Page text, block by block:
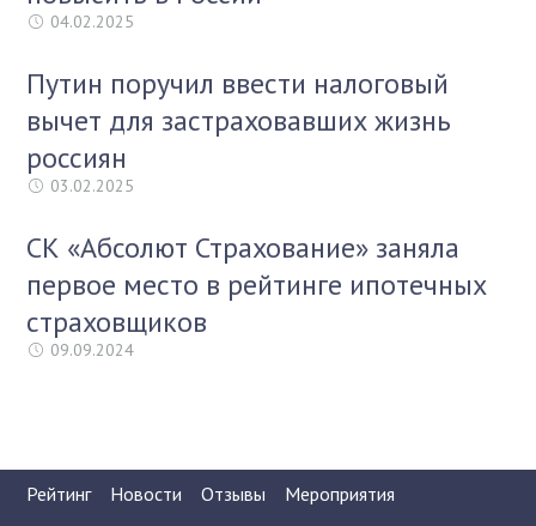
04.02.2025
Путин поручил ввести налоговый
вычет для застраховавших жизнь
россиян
03.02.2025
СК «Абсолют Страхование» заняла
первое место в рейтинге ипотечных
страховщиков
09.09.2024
Рейтинг Новости Отзывы
Мероприятия